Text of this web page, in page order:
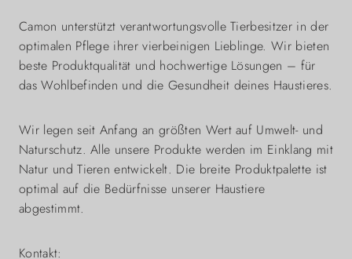
Camon unterstützt verantwortungsvolle Tierbesitzer in der
optimalen Pflege ihrer vierbeinigen Lieblinge. Wir bieten
beste Produktqualität und hochwertige Lösungen – für
das Wohlbefinden und die Gesundheit deines Haustieres.
Wir legen seit Anfang an größten Wert auf Umwelt- und
Naturschutz. Alle unsere Produkte werden im Einklang mit
Natur und Tieren entwickelt. Die breite Produktpalette ist
optimal auf die Bedürfnisse unserer Haustiere
abgestimmt.
Kontakt: